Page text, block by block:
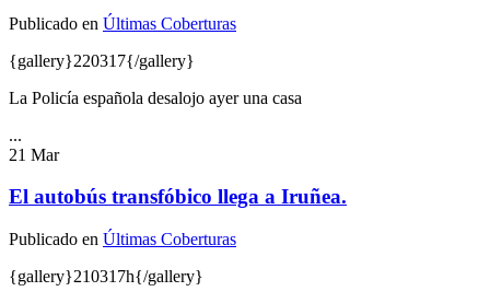
Publicado en Últimas Coberturas
{gallery}220317{/gallery}
La Policía española desalojo ayer una casa
...
21 Mar
El autobús transfóbico llega a Iruñea.
Publicado en Últimas Coberturas
{gallery}210317h{/gallery}